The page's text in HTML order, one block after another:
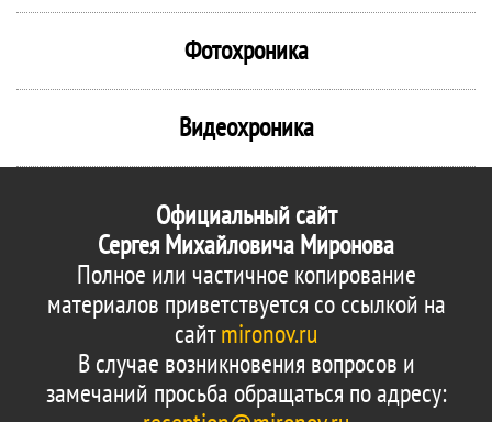
Фотохроника
Видеохроника
Официальный сайт
Сергея Михайловича Миронова
Полное или частичное копирование
материалов приветствуется со ссылкой на
сайтmironov.ru
В случае возникновения вопросов и
замечаний просьба обращаться по адресу: